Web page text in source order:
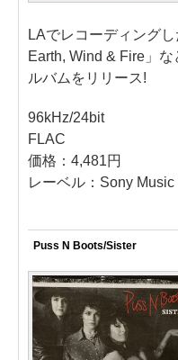
LAでレコーディング
Earth, Wind & Fire」
ルバムをリリース!
96kHz/24bit
FLAC
価格：4,481円
レーベル：Sony Music
Puss N Boots/Sister